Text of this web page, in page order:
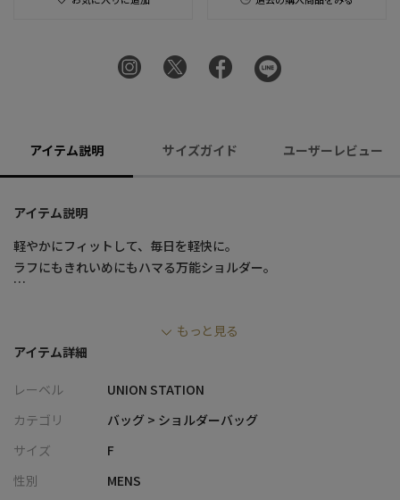
アイテム説明 サイズガイド ユーザーレビュー
アイテム説明
軽やかにフィットして、毎日を軽快に。
ラフにもきれいめにもハマる万能ショルダー。
・軽量で扱いやすいタフなナイロン素材を使用し、デイリーに最
適な仕上がり
・内装はZIPポケット＋オープンポケットで、小物の整理がしやす
い設計
応
・軽さと柔軟性を兼ね備え、長時間の使用でもストレスフリー
もっと見る
アイテム詳細
レーベル
UNION STATION
カテゴリ
バッグ > ショルダーバッグ
サイズ
F
性別
MENS